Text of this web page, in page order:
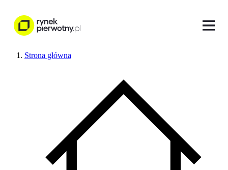
Strona główna